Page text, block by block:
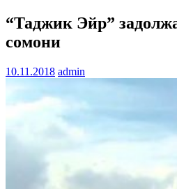
“Таджик Эйр”
сомони
10.11.2018 admin